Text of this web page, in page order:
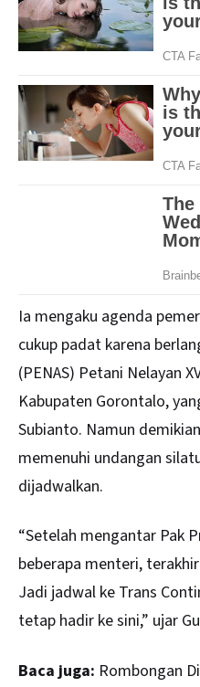
Ia mengaku agenda
cukup padat karena
(PENAS) Petani Nelayan
Kabupaten Gorontalo,
Subianto. Namun
memenuhi undangan
dijadwalkan.
“Setelah mengantar Pak
beberapa menteri,
Jadi jadwal ke Trans
tetap hadir ke sini,” ujar
Baca juga: Rombongan